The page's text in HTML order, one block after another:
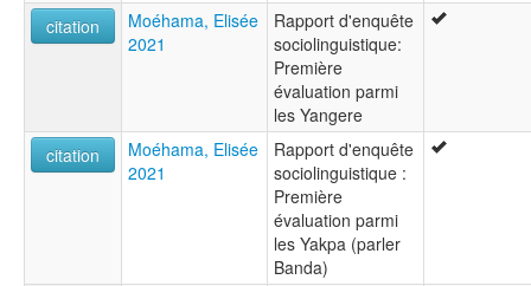
citation
Moéhama, Elisée
2021
Rapport d'enquête
sociolinguistique:
Première
évaluation parmi
les Yangere
citation
Moéhama, Elisée
2021
Rapport d'enquête
sociolinguistique :
Première
évaluation parmi
les Yakpa (parler
Banda)